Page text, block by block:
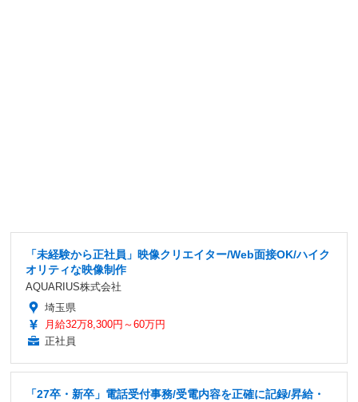
「未経験から正社員」映像クリエイター/Web面接OK/ハイク
オリティな映像制作
AQUARIUS株式会社
埼玉県
月給32万8,300円～60万円
正社員
「27卒・新卒」電話受付事務/受電内容を正確に記録/昇給・